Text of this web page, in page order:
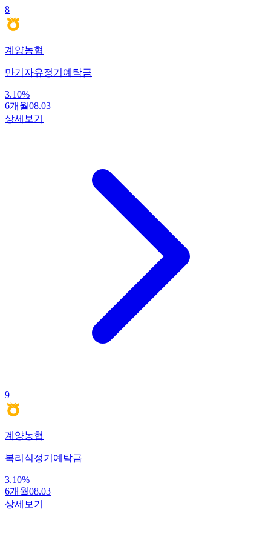
8
계양농협
만기자유정기예탁금
3.10%
6개월08.03
상세보기
9
계양농협
복리식정기예탁금
3.10%
6개월08.03
상세보기